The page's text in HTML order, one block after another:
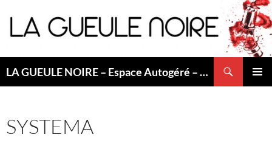
au
contenu
LA GUEULE NOIRE – Espace Autogéré – Saint Etienne
SYSTEMA